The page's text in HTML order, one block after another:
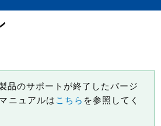
品のサポートが終了したバージ
ニュアルは こちら を参照してく